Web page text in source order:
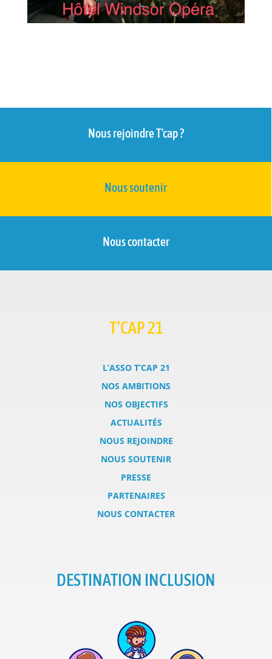
Nous rejoindre T'cap ?
Nous soutenir
Nous contacter
T’CAP 21
L’ASSO T’CAP 21
NOS AMBITIONS
NOS OBJECTIFS
ACTUALITÉS
NOUS REJOINDRE
NOUS SOUTENIR
PRESSE
PARTENAIRES
NOUS CONTACTER
DESTINATION INCLUSION